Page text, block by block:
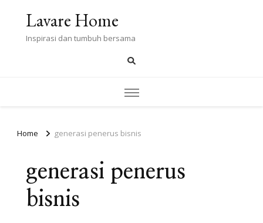
Lavare Home
Inspirasi dan tumbuh bersama
Home generasi penerus bisnis
generasi penerus
bisnis